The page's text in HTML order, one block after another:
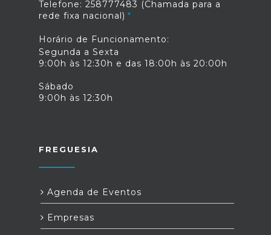
Telefone: 258777483 (Chamada para a
rede fixa nacional)
Horário de Funcionamento:
Segunda a Sexta
9:00h às 12:30h e das 18:00h às 20:00h
Sábado
9:00h às 12:30h
FREGUESIA
Agenda de Eventos
Empresas